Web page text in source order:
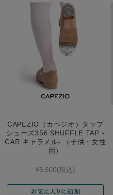
CAPEZIO（カペジオ）タップ
シューズ356 SHUFFLE TAP -
CAR キャラメル- （子供・女性
用）
¥6,600(税込)